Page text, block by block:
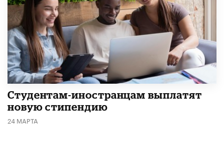
Студентам-иностранцам выплатят
новую стипендию
24 МАРТА